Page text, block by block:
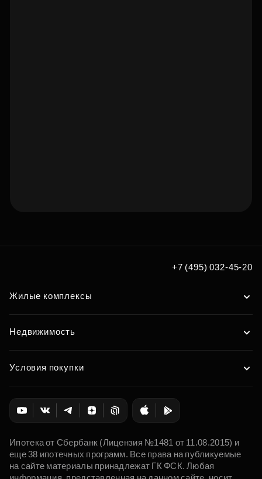
мечты по удобным вам
Подобрать
+7 (495) 032-45-20
Жилые комплексы
Недвижимость
Условия покупки
Ипотека от Сбербанк (Лицензия №1481 от 11.08.2015) и
еще 38 ипотечных программ. Все права на публикуемые
на сайте материалы принадлежат ГК ФСК. Любая